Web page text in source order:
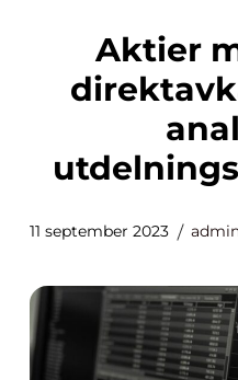
Aktier med högst
11 september 2023